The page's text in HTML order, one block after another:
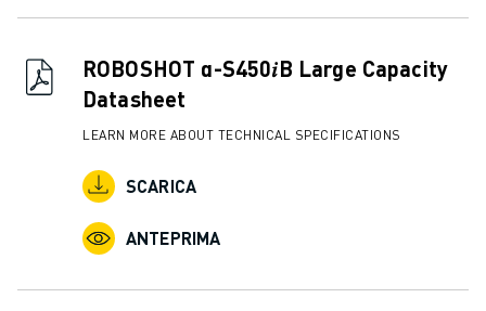
ROBOSHOT α-S450𝑖B Large Capacity
Datasheet
LEARN MORE ABOUT TECHNICAL SPECIFICATIONS
SCARICA
ANTEPRIMA